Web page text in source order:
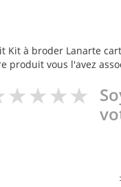
Kit à broder Lanarte
produit vous l'avez